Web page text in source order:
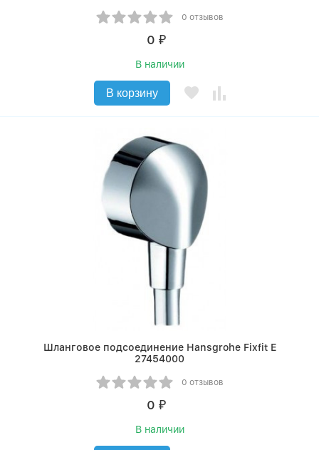
0 отзывов
0 ₽
В наличии
В корзину
Шланговое подсоединение Hansgrohe Fixfit E
27454000
0 отзывов
0 ₽
В наличии